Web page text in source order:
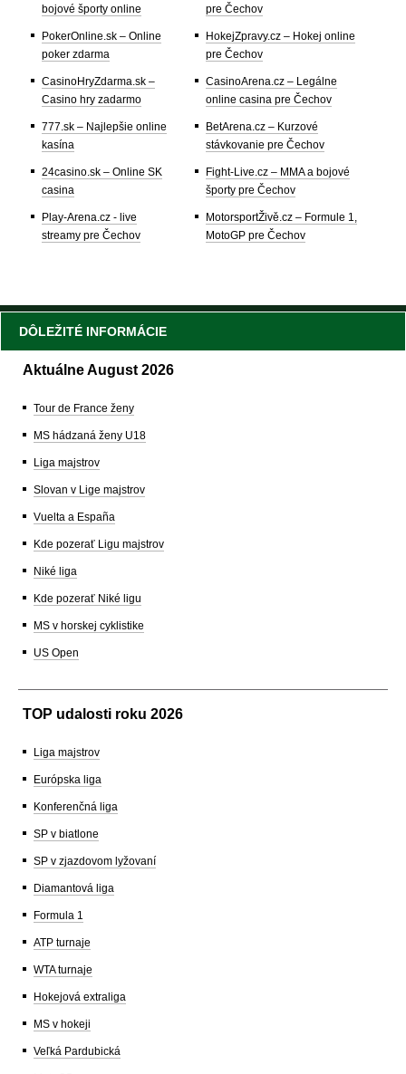
bojové športy online
PokerOnline.sk – Online
poker zdarma
CasinoHryZdarma.sk –
Casino hry zadarmo
777.sk – Najlepšie online
kasína
24casino.sk – Online SK
casina
Play-Arena.cz - live
streamy pre Čechov
pre Čechov
HokejZpravy.cz – Hokej online
pre Čechov
CasinoArena.cz – Legálne
online casina pre Čechov
BetArena.cz – Kurzové
stávkovanie pre Čechov
Fight-Live.cz – MMA a bojové
športy pre Čechov
MotorsportŽivě.cz – Formule 1,
MotoGP pre Čechov
DÔLEŽITÉ INFORMÁCIE
Aktuálne August 2026
Tour de France ženy
MS hádzaná ženy U18
Liga majstrov
Slovan v Lige majstrov
Vuelta a España
Kde pozerať Ligu majstrov
Niké liga
Kde pozerať Niké ligu
MS v horskej cyklistike
US Open
TOP udalosti roku 2026
Liga majstrov
Európska liga
Konferenčná liga
SP v biatlone
SP v zjazdovom lyžovaní
Diamantová liga
Formula 1
ATP turnaje
WTA turnaje
Hokejová extraliga
MS v hokeji
Veľká Pardubická